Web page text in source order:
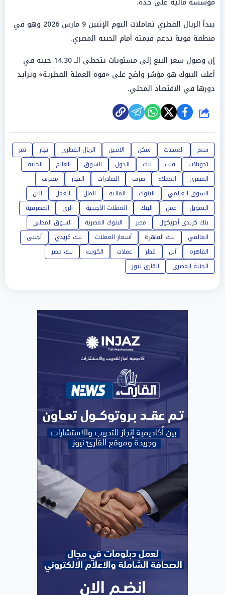
يبدأ الريال القطري تعاملات اليوم الإثنين 9 مارس 2026 وهو في
منطقة قوية تدعم قيمته أمام الجنيه المصري.
إن وصول سعر البيع إلى مستويات تتخطى الـ 14.30 جنيه في
أغلب البنوك هو مؤشر واضح على «قوة العملة القطرية» وتزايد
دورها في الاقتصاد المحلي.
شارك
سعر العملات سكن الاثنين الريال القطري تجار
تمر
تحويلات
قلب بنك الدول السوق العالم
الجنيه
المصري
العملاء صرف الصادرات التجار
مصرف
السوق العالمي
البنوك المالية المال العمل
البن
التمويل
عمل البنك العملات الأجنبية الرى
المصرفية
بنك كريدي أجريكول
مصر البنوك المصرية
السوق المحلي
العالمي
بنك القاهرة أسعار العملات بنك كريدي
أجنبى
القاهرة
آبل قطر عملات الكويت
بنك مصر
الجنية المصري
القارئ نيوز